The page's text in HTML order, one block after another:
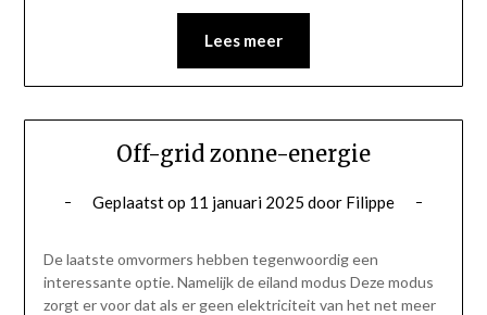
Lees meer
Off-grid zonne-energie
Geplaatst op 11 januari 2025 door Filippe
De laatste omvormers hebben tegenwoordig een
interessante optie. Namelijk de eiland modus Deze modus
zorgt er voor dat als er geen elektriciteit van het net meer